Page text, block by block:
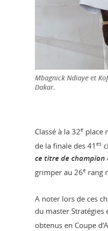
Mbagnick Ndiaye et
Dakar.
Classé à la 32e place
de la finale des 41 es
ce titre de champion
grimper au 26e rang
A noter lors de ces
du master Stratégies
obtenus en Coupe